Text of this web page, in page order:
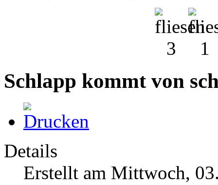
Schlapp kommt von
Details
Erstellt am Mittwoch,